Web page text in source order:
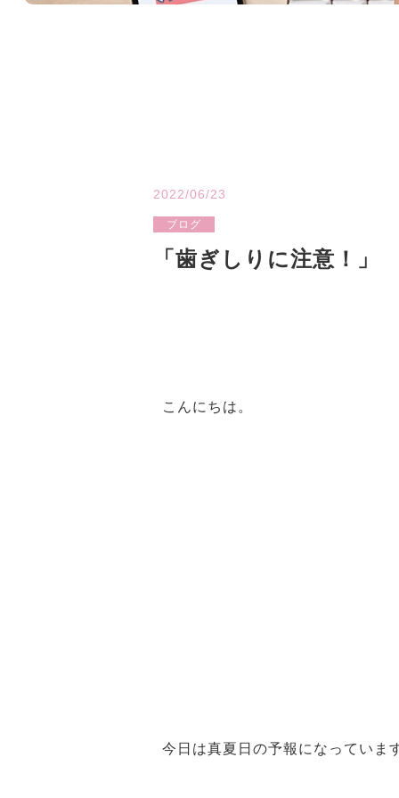
2022/06/23
ブログ
「歯ぎしりに注意！」
こんにちは。
今日は真夏日の予報になっていま